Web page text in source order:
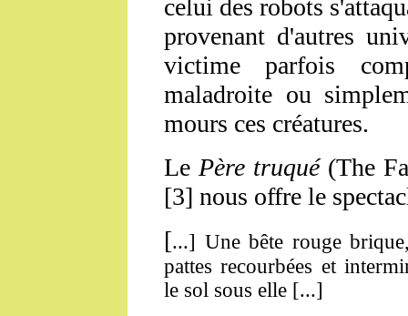
celui des robots
provenant d'autres
victime parfois
maladroite ou
mours ces créatures.
Le Père truqué(The
[3] nous offre le
[...] Une bête rouge
pattes recourbées et
le sol sous elle [...]